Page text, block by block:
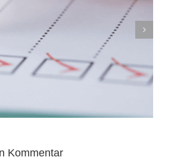
Investitionskostenzuschuss –
beim Kauf von
Maschinen
Kommentar